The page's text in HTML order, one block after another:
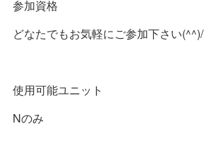
参加資格
どなたでもお気軽にご参加下さい(^^)/
使用可能ユニット
Nのみ